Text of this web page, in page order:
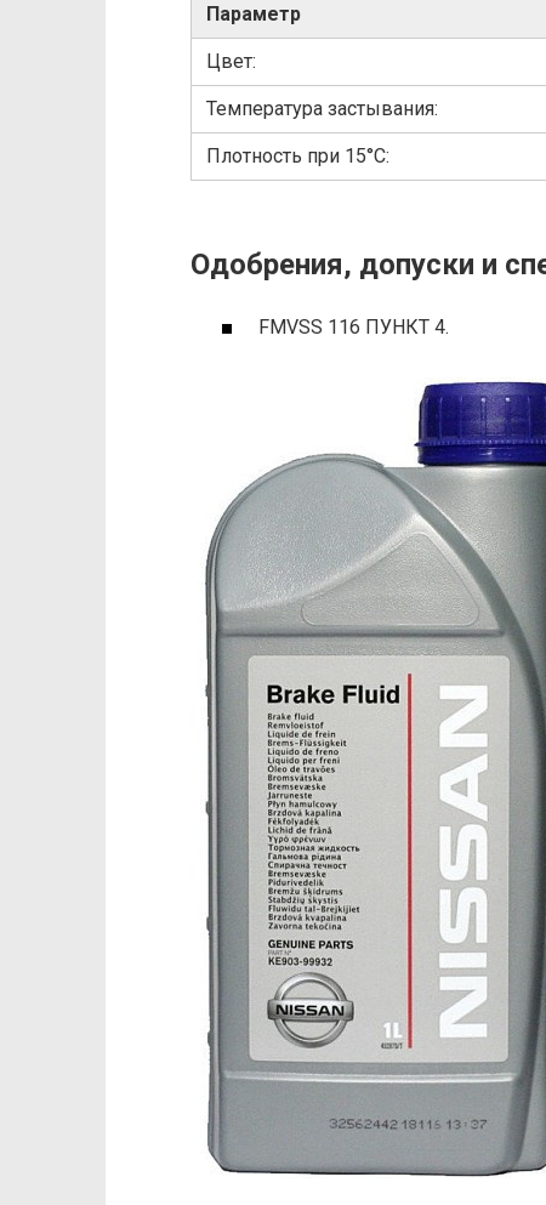
Параметр
Цвет:
Температура застывания:
Плотность при 15°С:
Одобрения, допуски и
FMVSS 116 ПУНКТ 4.